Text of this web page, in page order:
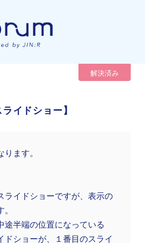
解決済み
イドショー】
ます。
ライドショーですが、表示の
途半端の位置になっている
ドショーが、１番目のスライ